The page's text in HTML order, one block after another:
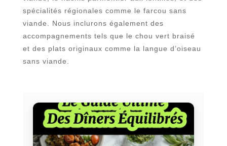
spécialités régionales comme le farcou sans
viande. Nous inclurons également des
accompagnements tels que le chou vert braisé
et des plats originaux comme la langue d’oiseau
sans viande.